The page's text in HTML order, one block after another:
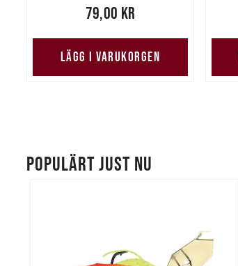
79,00 kr
79,00 kr
LÄGG I VARUKORGEN
POPULÄRT JUST NU